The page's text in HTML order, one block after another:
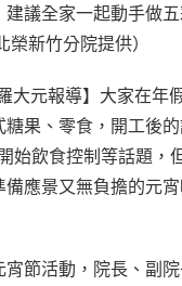
建議全家一起動手做
新竹分院提供）
大元報導】大家在年
糖果、零食，開工後
始飲食控制等話題，
應景又無負擔的元宵
節活動，院長、副院